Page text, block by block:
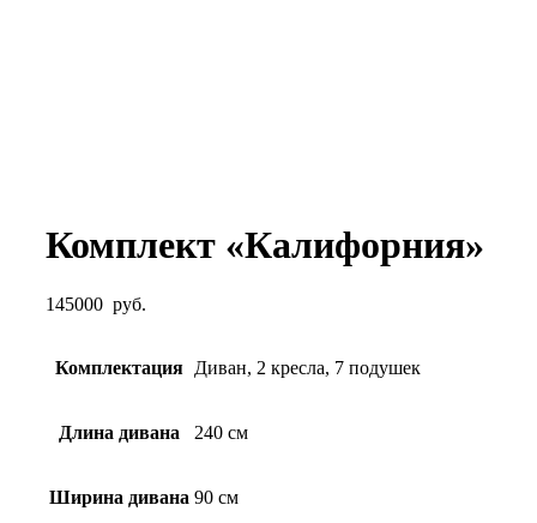
Комплект «Калифорния»
145000 руб.
Комплектация Диван, 2 кресла, 7 подушек
Длина дивана 240 см
Ширина дивана 90 см